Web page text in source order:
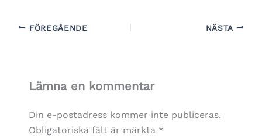
FÖREGÅENDE NÄSTA
Lämna en kommentar
Din e-postadress kommer inte publiceras.
Obligatoriska fält är märkta *